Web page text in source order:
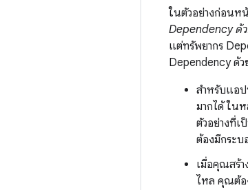
ในตัวอย่างก่อนหน้
Dependency ด้
แต่ทรัพยากร
Dependency ด้
สำหรับแอ
มากได้ ใน
ตัวอย่างที่เ
ต้องมีกระ
เมื่อคุณสร้า
ไหล คุณต้อ